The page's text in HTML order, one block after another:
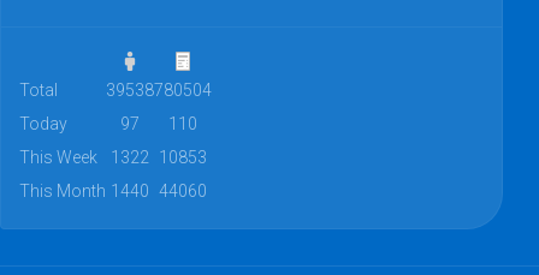
Total 39538780504
Today
97
110
This Week
1322
10853
This Month 1440 44060